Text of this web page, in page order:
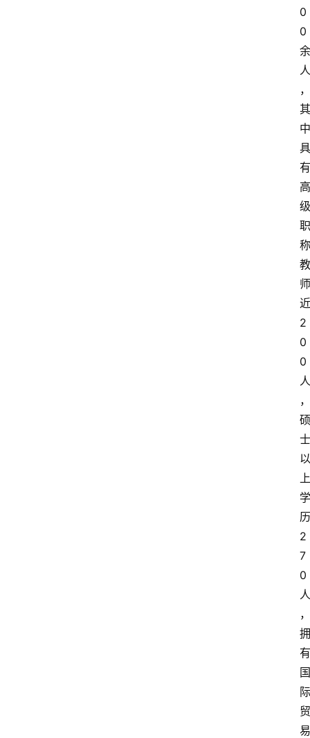
0
0
余
人
，
其
中
具
有
高
级
职
称
教
师
近
2
0
0
人
，
硕
士
以
上
学
历
2
7
0
人
，
拥
有
国
际
贸
易